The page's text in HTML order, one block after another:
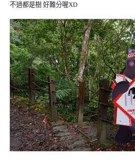
不過都是樹 好難分喔XD